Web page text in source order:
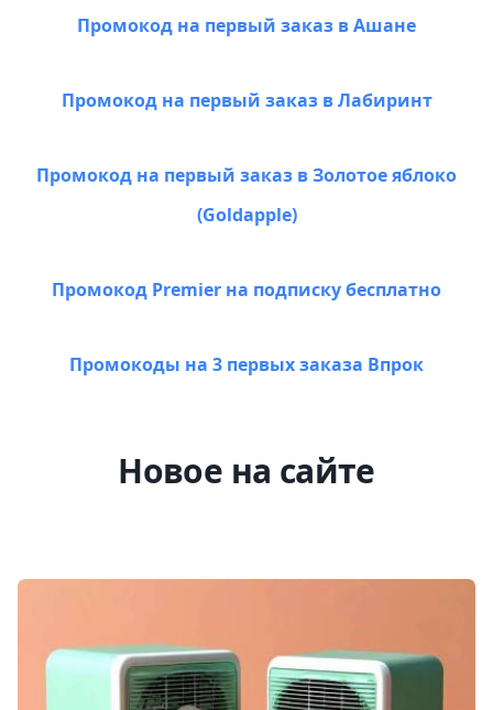
Промокод на первый заказ в Ашане
Промокод на первый заказ в Лабиринт
Промокод на первый заказ в Золотое яблоко
(Goldapple)
Промокод Premier на подписку бесплатно
Промокоды на 3 первых заказа Впрок
Новое на сайте